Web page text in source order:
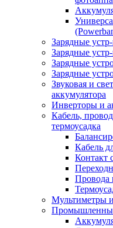
Зарядные
Зарядные
Зарядные
Зарядные
Звуковая и
аккумулятора
Инверторы и
Кабель,
термоусадка
Кабель
Контакт
Провода
Мультиметры